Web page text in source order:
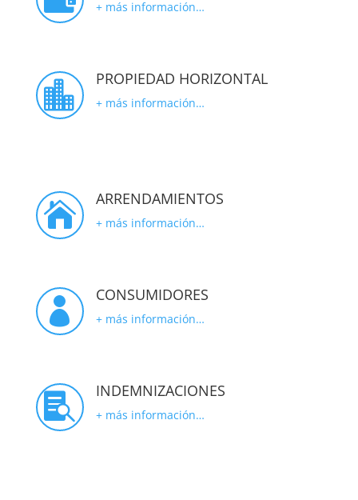
+ más información…
 PROPIEDAD HORIZONTAL
+ más información…
 ARRENDAMIENTOS
+ más información…
 CONSUMIDORES
+ más información…
 INDEMNIZACIONES
+ más información…